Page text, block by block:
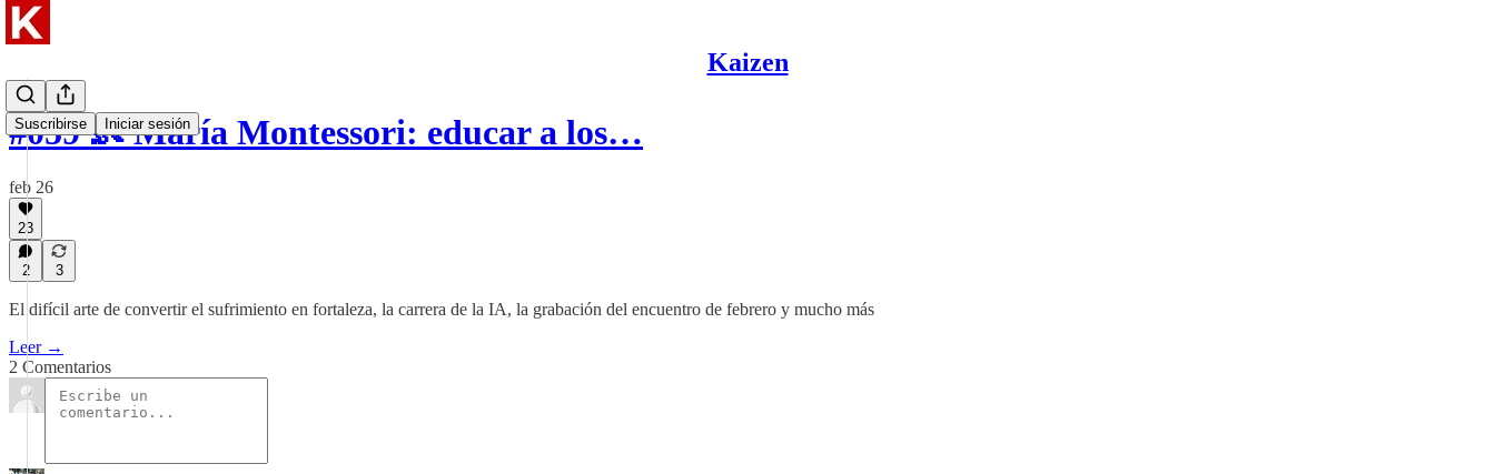
Kaizen
Suscribirse Iniciar sesión
#059 👶 María Montessori: educar a los…
feb 26
23
2 3
El difícil arte de convertir el sufrimiento en fortaleza, la carrera de la IA, la grabación del encuentro de febrero y mucho más
Leer →
2 Comentarios